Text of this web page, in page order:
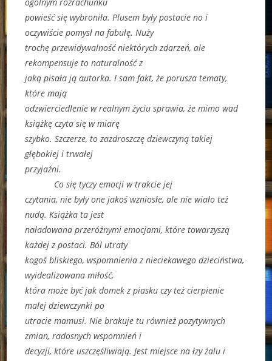
powieść się wybroniła. Plusem były postacie no i
oczywiście pomysł na fabułę. Nuży
trochę przewidywalność niektórych zdarzeń, ale
rekompensuje to naturalność z
jaką pisała ją autorka. I sam fakt, że porusza tematy,
które mają
odzwierciedlenie w realnym życiu sprawia, że mimo wad
książkę czyta się w miarę
szybko. Szczerze, to zazdroszczę dziewczyną takiej
głębokiej i trwałej
przyjaźni.
Co się tyczy emocji w trakcie jej
czytania, nie były one jakoś wzniosłe, ale nie wiało też
nudą. Książka ta jest
naładowana przeróżnymi emocjami, które towarzyszą
każdej z postaci. Ból utraty
kogoś bliskiego, wspomnienia z nieciekawego dzieciństwa,
wyidealizowana miłość,
która może być jak domek z piasku czy też cierpienie
małej dziewczynki po
utracie mamusi. Nie brakuje tu również pozytywnych
zmian, radosnych wspomnień i
decyzji, które uszczęśliwiają. Jest miejsce na łzy żalu i